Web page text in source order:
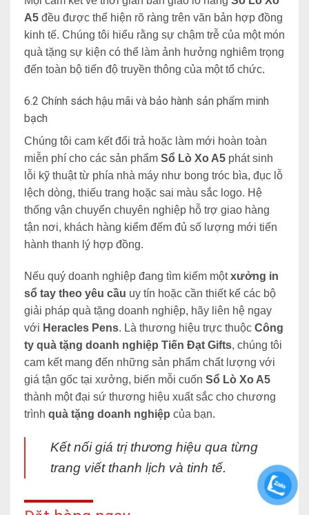
A5 đều được thể hiện rõ ràng trên văn bản hợp đồng
kinh tế. Chúng tôi hiểu rằng sự chậm trễ của một món
quà tặng sự kiện có thể làm ảnh hưởng nghiêm trọng
đến toàn bộ tiến độ truyền thông của một tổ chức.
6.2 Chính sách hậu mãi và bảo hành sản phẩm minh
bạch
Chúng tôi cam kết đổi trả hoặc làm mới hoàn toàn
miễn phí cho các sản phẩm Sổ Lò Xo A5 phát sinh
lỗi kỹ thuật từ phía nhà máy như bong tróc bìa, đục lỗ
lệch dòng, thiếu trang hoặc sai màu sắc logo. Hệ
thống vận chuyển chuyên nghiệp hỗ trợ giao hàng
tận nơi, khách hàng kiểm đếm đủ số lượng mới tiến
hành thanh lý hợp đồng.
Nếu quý doanh nghiệp đang tìm kiếm mộtxưởng in
sổ tay theo yêu cầu uy tín hoặc cần thiết kế các bộ
giải pháp quà tặng doanh nghiệp, hãy liên hệ ngay
với Heracles Pens. Là thương hiệu trực thuộc Công
ty quà tặng doanh nghiệp Tiến Đạt Gifts, chúng tôi
cam kết mang đến những sản phẩm chất lượng với
giá tận gốc tại xưởng, biến mỗi cuốn Sổ Lò Xo A5
thành một đại sứ thương hiệu xuất sắc cho chương
trình quà tặng doanh nghiệp của bạn.
Kết nối giá trị thương hiệu qua từng
trang viết thanh lịch và tinh tế.